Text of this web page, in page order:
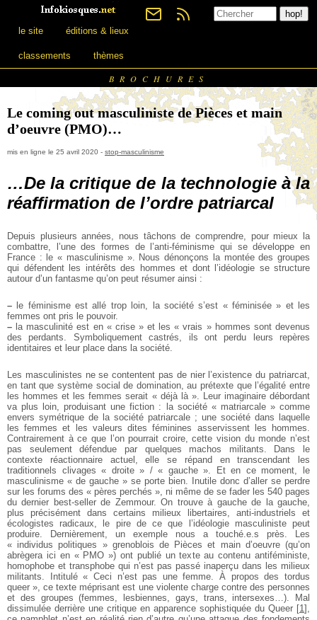
le site éditions & lieux
classements thèmes
BROCHURES
Le coming out masculiniste de Pièces et main
d’oeuvre (PMO)…
mis en ligne le 25 avril 2020 - stop-masculinisme
…De la critique de la technologie à la
réaffirmation de l’ordre patriarcal
Depuis plusieurs années, nous tâchons de comprendre, pour mieux la
combattre, l’une des formes de l’anti-féminisme qui se développe en
France : le « masculinisme ». Nous dénonçons la montée des groupes
qui défendent les intérêts des hommes et dont l’idéologie se structure
autour d’un fantasme qu’on peut résumer ainsi :
– le féminisme est allé trop loin, la société s’est « féminisée » et les
femmes ont pris le pouvoir.
– la masculinité est en « crise » et les « vrais » hommes sont devenus
des perdants. Symboliquement castrés, ils ont perdu leurs repères
identitaires et leur place dans la société.
Les masculinistes ne se contentent pas de nier l’existence du patriarcat,
en tant que système social de domination, au prétexte que l’égalité entre
les hommes et les femmes serait « déjà là ». Leur imaginaire débordant
va plus loin, produisant une fiction : la société « matriarcale » comme
envers symétrique de la société patriarcale ; une société dans laquelle
les femmes et les valeurs dites féminines asservissent les hommes.
Contrairement à ce que l’on pourrait croire, cette vision du monde n’est
pas seulement défendue par quelques machos militants. Dans le
contexte réactionnaire actuel, elle se répand en transcendant les
traditionnels clivages « droite » / « gauche ». Et en ce moment, le
masculinisme « de gauche » se porte bien. Inutile donc d’aller se perdre
sur les forums des « pères perchés », ni même de se fader les 540 pages
du dernier best-seller de Zemmour. On trouve à gauche de la gauche,
plus précisément dans certains milieux libertaires, anti-industriels et
écologistes radicaux, le pire de ce que l’idéologie masculiniste peut
produire. Dernièrement, un exemple nous a touché.e.s près. Les
« individus politiques » grenoblois de Pièces et main d’oeuvre (qu’on
abrègera ici en « PMO ») ont publié un texte au contenu antiféministe,
homophobe et transphobe qui n’est pas passé inaperçu dans les milieux
militants. Intitulé « Ceci n’est pas une femme. À propos des tordus
queer », ce texte méprisant est une violente charge contre des personnes
et des groupes (femmes, lesbiennes, gays, trans, intersexes…). Mal
dissimulée derrière une critique en apparence sophistiquée du Queer [1 ]